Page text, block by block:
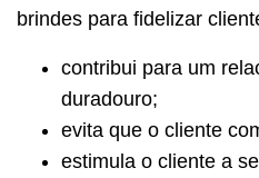
brindes para fidelizar
contribui para um
duradouro;
evita que o cliente
estimula o cliente a